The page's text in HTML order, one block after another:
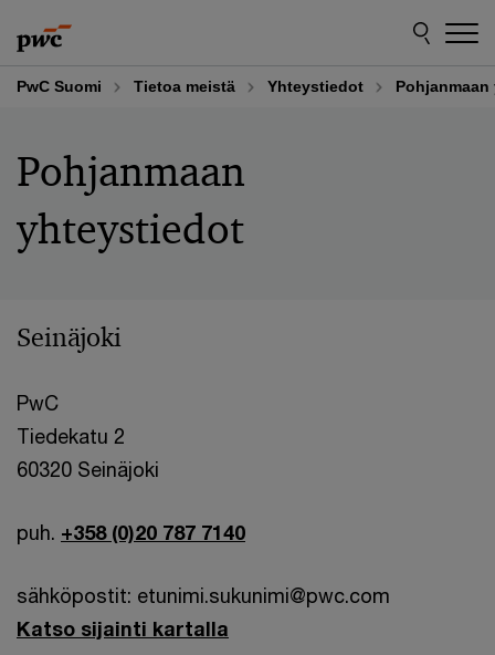
to
content
to
footer
PwC Suomi Tietoa meistä Yhteystiedot
Pohjanmaan
yhteystiedot
Seinäjoki
PwC
Tiedekatu 2
60320 Seinäjoki
puh. +358 (0)20 787 7140
sähköpostit: etunimi.sukunimi@pwc.com
Katso sijainti kartalla